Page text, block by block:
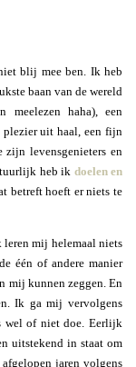
blij mee ben. Ik heb
baan van de wereld
meelezen haha), een
plezier uit haal, een fijn
zijn levensgenieters en
heb ik doelen en
betreft hoeft er niets te
leren mij helemaal niets
één of andere manier
mij kunnen zeggen. En
Ik ga mij vervolgens
wel of niet doe. Eerlijk
uitstekend in staat om
jaren volgens